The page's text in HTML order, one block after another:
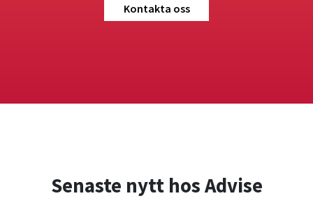
Kontakta oss
Senaste nytt hos Advise